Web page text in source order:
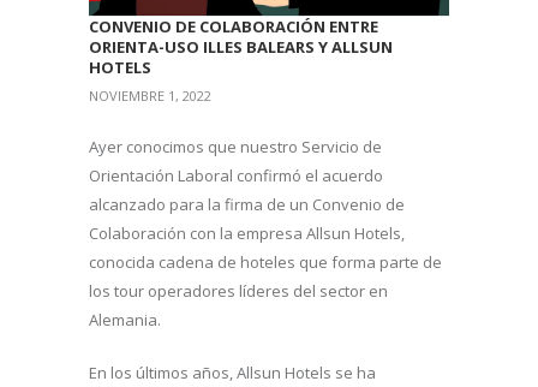
CONVENIO DE COLABORACIÓN ENTRE
ORIENTA-USO ILLES BALEARS Y ALLSUN
HOTELS
NOVIEMBRE 1, 2022
Ayer conocimos que nuestro Servicio de
Orientación Laboral confirmó el acuerdo
alcanzado para la firma de un Convenio de
Colaboración con la empresa Allsun Hotels,
conocida cadena de hoteles que forma parte de
los tour operadores líderes del sector en
Alemania.
En los últimos años, Allsun Hotels se ha